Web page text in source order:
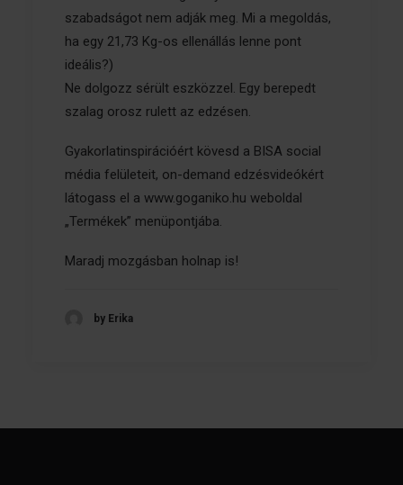
szabadságot nem adják meg. Mi a megoldás,
ha egy 21,73 Kg-os ellenállás lenne pont
ideális?)
Ne dolgozz sérült eszközzel. Egy berepedt
szalag orosz rulett az edzésen.
Gyakorlatinspirációért kövesd a BISA social
média felületeit, on-demand edzésvideókért
látogass el a www.goganiko.hu weboldal
„Termékek” menüpontjába.
Maradj mozgásban holnap is!
by Erika